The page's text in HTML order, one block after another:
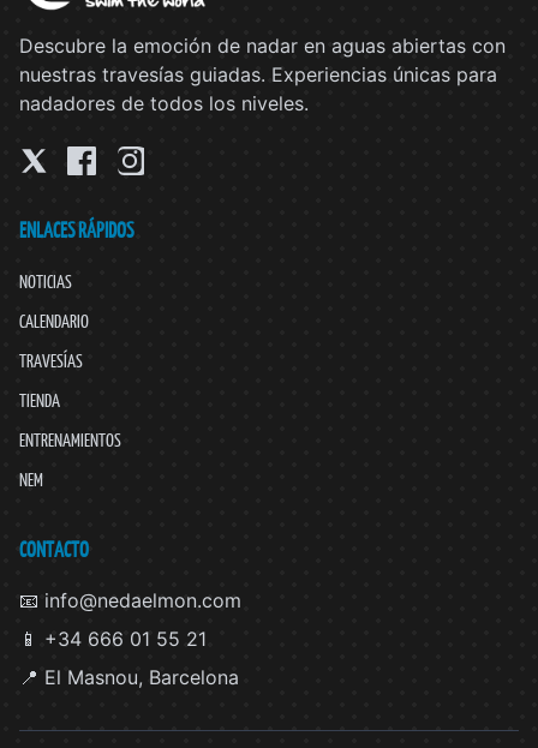
Descubre la emoción de nadar en aguas abiertas con
nuestras travesías guiadas. Experiencias únicas para
nadadores de todos los niveles.
ENLACES RÁPIDOS
NOTICIAS
CALENDARIO
TRAVESÍAS
TIENDA
ENTRENAMIENTOS
NEM
CONTACTO
📧 info@nedaelmon.com
📱 +34 666 01 55 21
📍 El Masnou, Barcelona